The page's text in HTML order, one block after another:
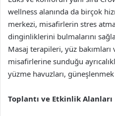
wellness alanında da birçok
merkezi, misafirlerin stres
dinginliklerini bulmalarını
Masaj terapileri, yüz
misafirlerine sunduğu
yüzme havuzları,
Toplantı ve Etkinlik Alanları